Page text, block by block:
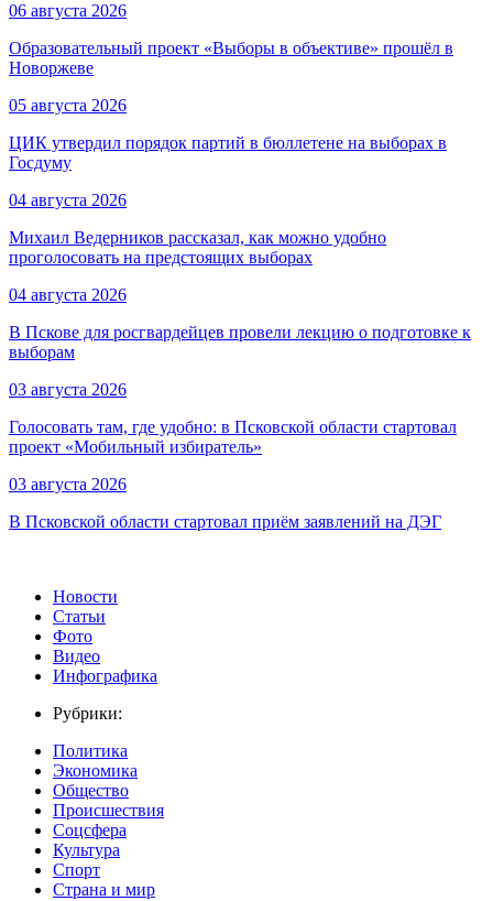
06 августа 2026
Образовательный проект «Выборы в объективе» прошёл в
Новоржеве
05 августа 2026
ЦИК утвердил порядок партий в бюллетене на выборах в
Госдуму
04 августа 2026
Михаил Ведерников рассказал, как можно удобно
проголосовать на предстоящих выборах
04 августа 2026
В Пскове для росгвардейцев провели лекцию о подготовке к
выборам
03 августа 2026
Голосовать там, где удобно: в Псковской области стартовал
проект «Мобильный избиратель»
03 августа 2026
В Псковской области стартовал приём заявлений на ДЭГ
Новости
Статьи
Фото
Видео
Инфографика
Рубрики:
Политика
Экономика
Общество
Происшествия
Соцсфера
Культура
Спорт
Страна и мир